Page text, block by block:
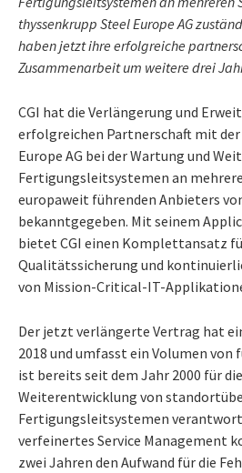
thyssenkrupp Steel Europe AG
haben jetzt ihre erfolgreiche
Zusammenarbeit um weitere drei
CGI hat die Verlängerung und
erfolgreichen Partnerschaft mit
Europe AG bei der Wartung und
Fertigungsleitsystemen an
europaweit führenden Anbieters
bekanntgegeben. Mit seinem
bietet CGI einen Komplettansatz
Qualitätssicherung und
von Mission-Critical-IT-
Der jetzt verlängerte Vertrag hat
2018 und umfasst ein Volumen von
ist bereits seit dem Jahr 2000 für
Weiterentwicklung von
Fertigungsleitsystemen
verfeinertes Service Management
zwei Jahren den Aufwand für die